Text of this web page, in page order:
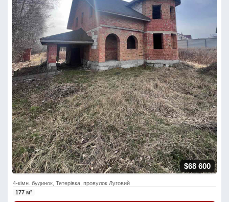
$68 600
4-кімн. будинок, Тетерівка, провулок Луговий
177 м²